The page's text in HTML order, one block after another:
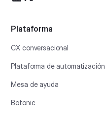
Plataforma
CX conversacional
Plataforma de automatización
Mesa de ayuda
Botonic